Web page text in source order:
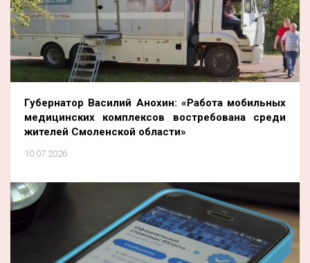
Губернатор Василий Анохин: «Работа мобильных
медицинских комплексов востребована среди
жителей Смоленской области»
10.07.2026